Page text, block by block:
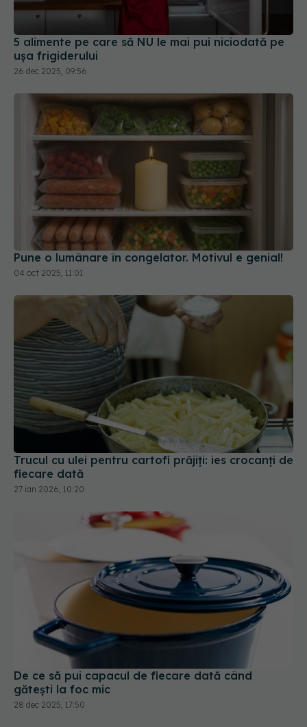
5 alimente pe care să NU le mai pui niciodată pe
ușa frigiderului
26 dec 2025, 09:56
Pune o lumânare în congelator. Motivul e genial!
04 oct 2025, 11:01
Trucul cu ulei pentru cartofi prăjiți: ies crocanți de
fiecare dată
27 ian 2026, 10:20
De ce să pui capacul de fiecare dată când
gătești la foc mic
28 dec 2025, 17:50